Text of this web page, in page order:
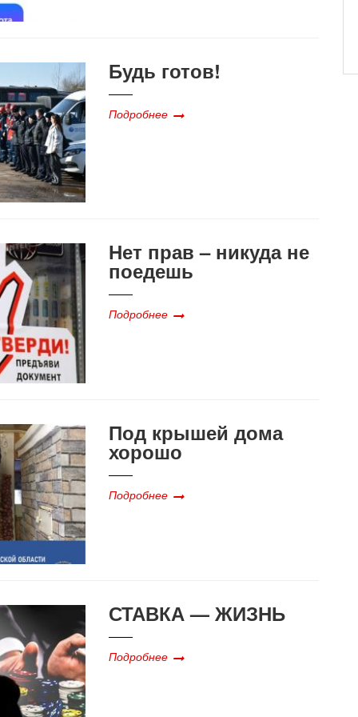
Будь готов!
Подробнее
Нет прав – никуда не
поедешь
Подробнее
Под крышей дома
хорошо
Подробнее
СТАВКА — ЖИЗНЬ
Подробнее